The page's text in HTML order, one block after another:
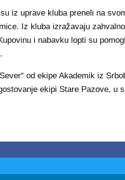
iz uprave kluba preneli na
Iz kluba izražavaju
i nabavku lopti su
od ekipe Akademik iz
ekipi Stare Pazove, u